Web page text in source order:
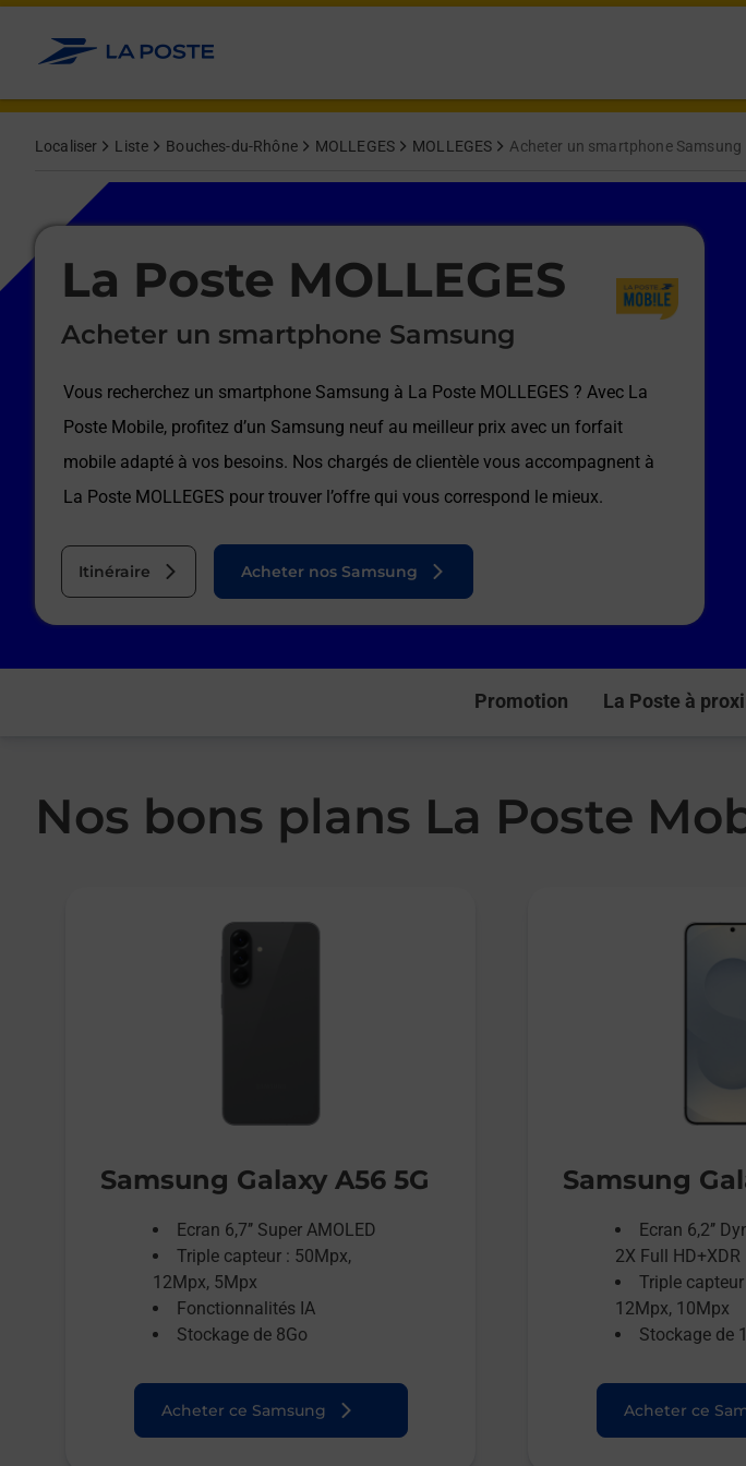
Allez au contenu
Localiser Liste Bouches-du-Rhône MOLLEGES MOLLEGES Acheter un smartphone Samsung
La Poste MOLLEGES
Acheter un smartphone Samsung
Vous recherchez un smartphone Samsung à La Poste MOLLEGES ? Avec La
Poste Mobile, profitez d’un Samsung neuf au meilleur prix avec un forfait
mobile adapté à vos besoins. Nos chargés de clientèle vous accompagnent à
La Poste MOLLEGES pour trouver l’offre qui vous correspond le mieux.
Itinéraire
Le lien s'ouvre dans un nouvel onglet
Acheter nos Samsung
Promotion La Poste à
Nos bons plans La Poste
Samsung Galaxy A56 5G
Ecran 6,7’’ Super AMOLED
Triple capteur : 50Mpx,
12Mpx, 5Mpx
Fonctionnalités IA
Stockage de 8Go
Acheter ce Samsung
Samsung
Ecran 6,2’’
2X Full HD+XDR
Triple
12Mpx, 10Mpx
Stockage de
Acheter ce
Le lien s'ouvre dans un nouvel onglet
Afficher ou masquer la réponse
Afficher ou masquer la réponse
Afficher ou masquer la réponse
Afficher ou masquer la réponse
Afficher ou masquer la réponse
Afficher ou masquer la réponse